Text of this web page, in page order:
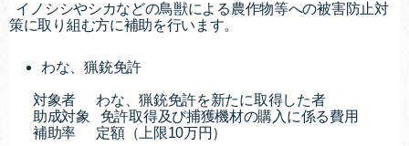
イノシシやシカなどの鳥獣による農作物等への被害防止対
策に取り組む方に補助を行います。
わな、猟銃免許
対象者 わな、猟銃免許を新たに取得した者
助成対象 免許取得及び捕獲機材の購入に係る費用
補助率 定額（上限10万円）